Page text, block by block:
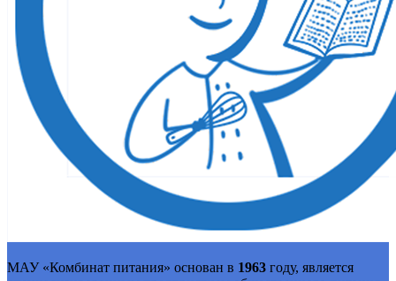
МАУ «Комбинат питания» основан в 1963 году, является